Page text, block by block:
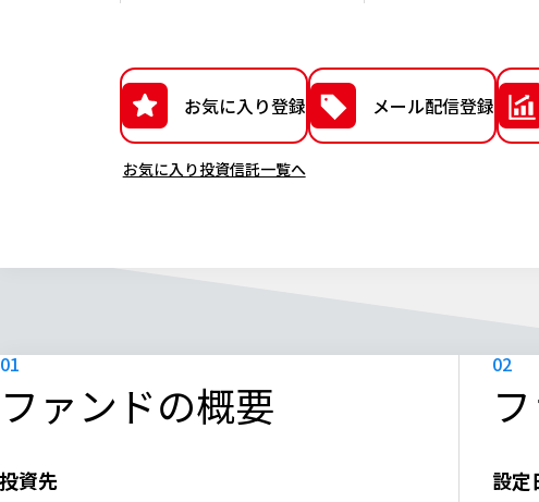
お気に入り登録
お気に入り投資信託一覧へ
メール配信登録
ファンドの概要
投資先
設定